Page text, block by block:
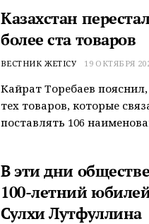
Казахстан
более ста товаров
ВЕСТНИК ЖЕТІСУ 19 ОКТЯБРЯ
Кайрат Торебаев
тех товаров, которые
поставлять 106
В эти дни
100-летний
Сулхи Лутфуллина